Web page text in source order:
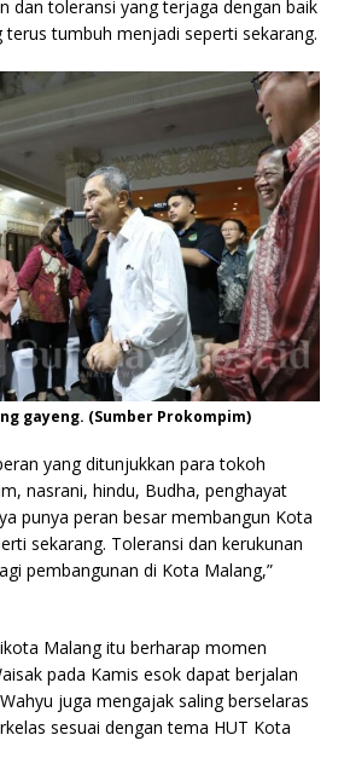
dan toleransi yang terjaga dengan baik
tumbuh menjadi seperti sekarang.
gayeng. (Sumber Prokompim)
yang ditunjukkan para tokoh
nasrani, hindu, Budha, penghayat
punya peran besar membangun Kota
sekarang. Toleransi dan kerukunan
pembangunan di Kota Malang,”
Malang itu berharap momen
pada Kamis esok dapat berjalan
juga mengajak saling berselaras
sesuai dengan tema HUT Kota